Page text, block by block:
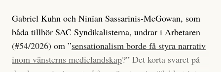
Gabriel Kuhn och Ninïan Sassarinis-McGowan, som
båda tillhör SAC Syndikalisterna, undrar i Arbetaren
(#54/2026) om ”sensationalism borde få styra narrativ
inom vänsterns medielandskap?” Det korta svaret på